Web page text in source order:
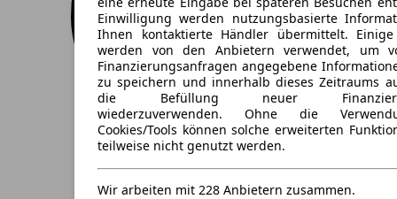
Einwilligung werden nutzungsbasierte
Ihnen kontaktierte Händler übermittelt. Einige
werden von den Anbietern verwendet, um
Finanzierungsanfragen angegebene
zu speichern und innerhalb dieses Zeitraums
die Befüllung neuer
wiederzuverwenden. Ohne die
Cookies/Tools können solche erweiterten
teilweise nicht genutzt werden.
Wir arbeiten mit 228 Anbietern zusammen.